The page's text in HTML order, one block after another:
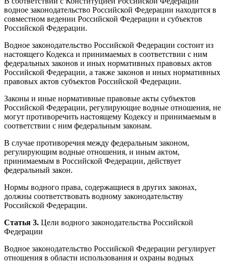
водное законодательство Российской Федерации находится в
совместном ведении Российской Федерации и субъектов
Российской Федерации.
Водное законодательство Российской Федерации состоит из
настоящего Кодекса и принимаемых в соответствии с ним
федеральных законов и иных нормативных правовых актов
Российской Федерации, а также законов и иных нормативных
правовых актов субъектов Российской Федерации.
Законы и иные нормативные правовые акты субъектов
Российской Федерации, регулирующие водные отношения, не
могут противоречить настоящему Кодексу и принимаемым в
соответствии с ним федеральным законам.
В случае противоречия между федеральным законом,
регулирующим водные отношения, и иным актом,
принимаемым в Российской Федерации, действует
федеральный закон.
Нормы водного права, содержащиеся в других законах,
должны соответствовать водному законодательству
Российской Федерации.
Статья 3. Цели водного законодательства Российской
Федерации
Водное законодательство Российской Федерации регулирует
отношения в области использования и охраны водных